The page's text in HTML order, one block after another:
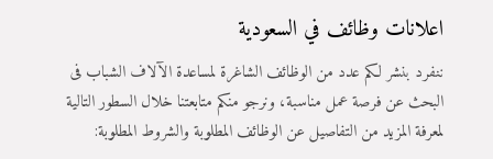
اعلانات وظائف في السعودية
ننفرد بنشر لكم عدد من الوظائف الشاغرة لمساعدة الآلاف الشباب فى
البحث عن فرصة عمل مناسبة، ونرجو منكم متابعتنا خلال السطور التالية
لمعرفة المزيد من التفاصيل عن الوظائف المطلوبة والشروط المطلوبة: